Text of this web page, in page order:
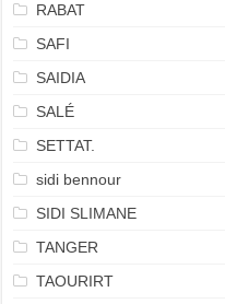
RABAT
SAFI
SAIDIA
SALÉ
SETTAT.
sidi bennour
SIDI SLIMANE
TANGER
TAOURIRT